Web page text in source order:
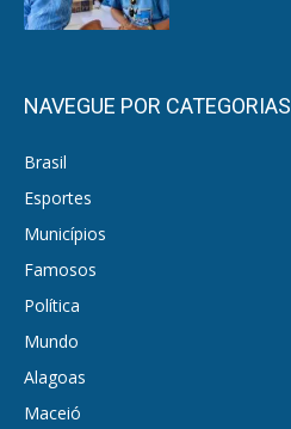
NAVEGUE POR CATEGORIAS
Brasil
Esportes
Municípios
Famosos
Política
Mundo
Alagoas
Maceió